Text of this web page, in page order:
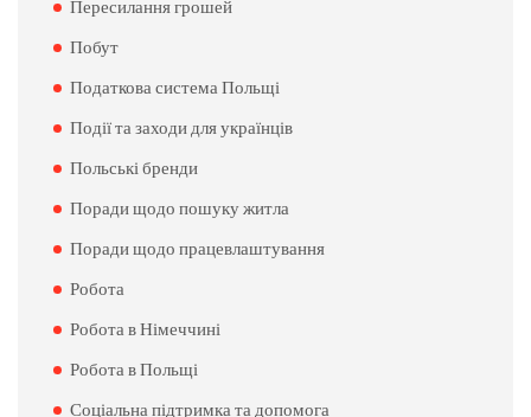
Пересилання грошей
Побут
Податкова система Польщі
Події та заходи для українців
Польські бренди
Поради щодо пошуку житла
Поради щодо працевлаштування
Робота
Робота в Німеччині
Робота в Польщі
Соціальна підтримка та допомога